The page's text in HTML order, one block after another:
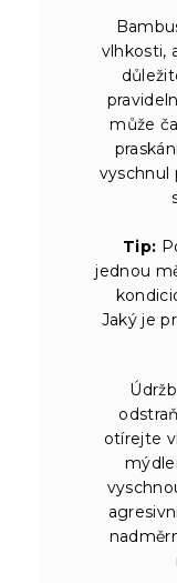
vlhkosti,
může
vyschnul
Tip:
jednou
Jaký je
otírejte